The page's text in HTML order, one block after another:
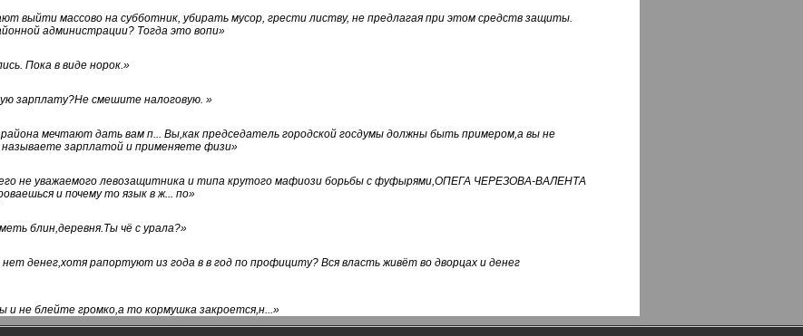
выйти массово на субботник, убирать мусор, грести листву, не предлагая при этом средств защиты.
администрации? Тогда это вопи»
Пока в виде норок.»
зарплату?Не смешите налоговую. »
мечтают дать вам п... Вы,как председатель городской госдумы должны быть примером,а вы не
зарплатой и применяете физи»
не уважаемого левозащитника и типа крутого мафиози борьбы с фуфырями,ОПЕГА ЧЕРЕЗОВА-ВАЛЕНТА
и почему то язык в ж... по»
блин,деревня.Ты чё с урала?»
денег,хотя рапортуют из года в в год по профициту? Вся власть живёт во дворцах и денег
не блейте громко,а то кормушка закроется,н...»